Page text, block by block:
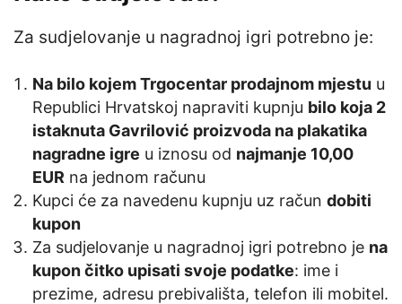
Za sudjelovanje u nagradnoj igri potrebno je:
Na bilo kojem Trgocentar prodajnom mjestu u
Republici Hrvatskoj napraviti kupnju bilo koja 2
istaknuta Gavrilović proizvoda na plakatika
nagradne igre u iznosu od najmanje 10,00
EUR na jednom računu
Kupci će za navedenu kupnju uz račun dobiti
kupon
Za sudjelovanje u nagradnoj igri potrebno je na
kupon čitko upisati svoje podatke: ime i
prezime, adresu prebivališta, telefon ili mobitel.